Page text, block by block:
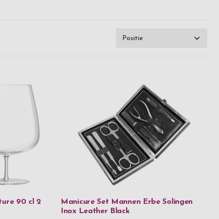
velen
extra
ben je
jaar.
om
zit, iets
touch
90 cl 2
Manicure Set Mannen Erbe Solingen
Inox Leather Black